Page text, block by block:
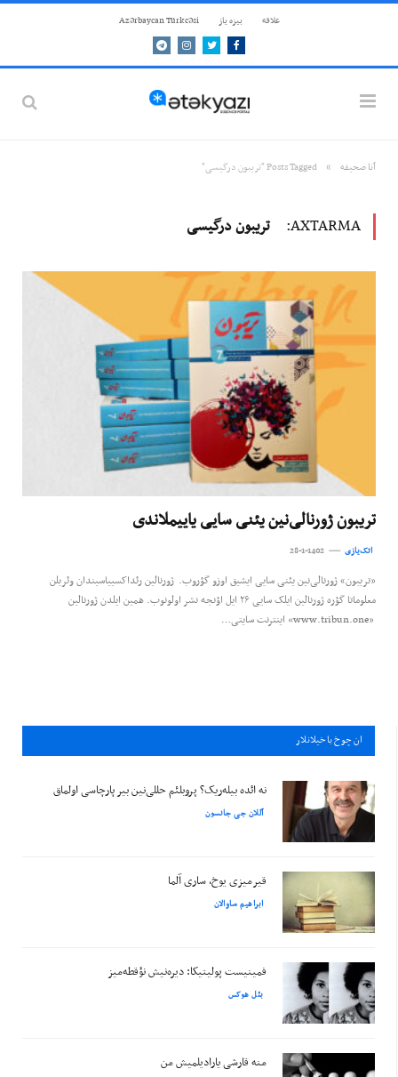
علاقه بيزه ياز Azərbaycan Türkcəsi
Facebook
Twitter
Instagram
Telegram
آنا صحيفه » Posts Tagged "تریبون درگیسی"
AXTARMA: تریبون درگیسی
تریبون ژورنالی‌نین یئنی سایی یاییملاندی
اتک‌یازی 28-1-1402
«تریبون» ژورنالی‌نین یئنی سایی ایشیق اوزو گؤروب. ژورنالین رئداکسییاسیندان وئریلن
معلوماتا گؤره ژورنالین ایلک سایی ۲۶ ایل اؤنجه نشر اولونوب. همین ایلدن ژورنالین
«www.tribun.one» اینترنت سایتی…
ان چوخ باخيلانلار
نه ائده بیله‌ریک؟ پروبلئم حللی‌نین بیر پارچاسی اولماق
آللان جی جانسون
قیرمیزی یوخ، ساری آلما
ابراهیم ساوالان
فمینیست پولیتیکا: دیره‌نیش نؤقطه‌میز
بئل هوکس
منه قارشی یارادیلمیش من